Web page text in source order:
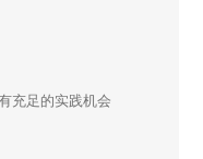
充足的实践机会